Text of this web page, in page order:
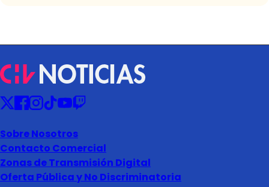
Sobre Nosotros
Contacto Comercial
Zonas de Transmisión Digital
Oferta Pública y No Discriminatoria